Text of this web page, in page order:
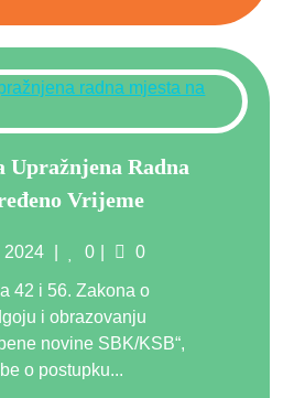
Upražnjena Radna
Vrijeme
2024 0 Comments
0
42 i 56. Zakona o
i obrazovanju
novine SBK/KSB“,
o postupku...